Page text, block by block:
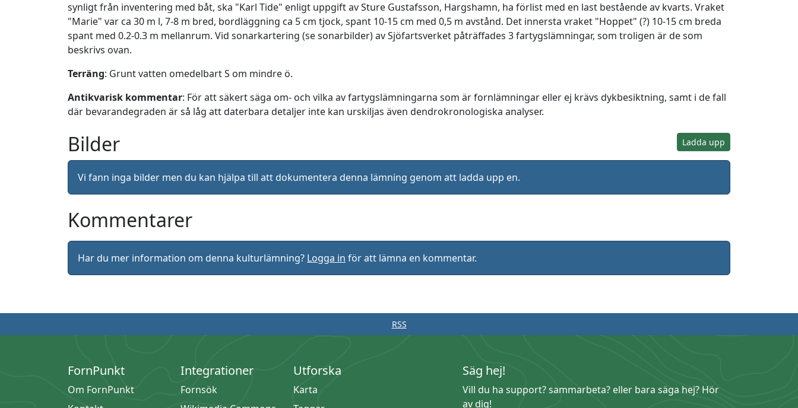
synligt från inventering med båt, ska "Karl Tide" enligt uppgift av Sture Gustafsson, Hargshamn, ha förlist med en last bestående av kvarts. Vraket
"Marie" var ca 30 m l, 7-8 m bred, bordläggning ca 5 cm tjock, spant 10-15 cm med 0,5 m avstånd. Det innersta vraket "Hoppet" (?) 10-15 cm breda
spant med 0.2-0.3 m mellanrum. Vid sonarkartering (se sonarbilder) av Sjöfartsverket påträffades 3 fartygslämningar, som troligen är de som
beskrivs ovan.
Terräng: Grunt vatten omedelbart S om mindre ö.
Antikvarisk kommentar: För att säkert säga om- och vilka av fartygslämningarna som är fornlämningar eller ej krävs dykbesiktning, samt i de fall
där bevarandegraden är så låg att daterbara detaljer inte kan urskiljas även dendrokronologiska analyser.
Ladda upp
Bilder
Vi fann inga bilder men du kan hjälpa till att dokumentera denna lämning genom att ladda upp en.
Kommentarer
Har du mer information om denna kulturlämning? Logga in för att lämna en kommentar.
RSS
FornPunkt
Om FornPunkt
Integrationer
Fornsök
Utforska
Karta
Säg hej!
Vill du ha support? sammarbeta? eller bara säga hej? Hör
av dig!